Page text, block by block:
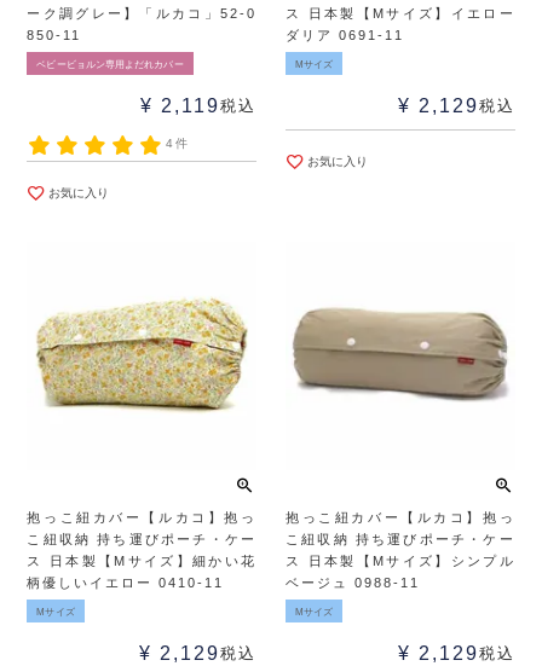
ーク調グレー】「ルカコ」52-0
850-11
ベビービョルン専用よだれカバー
¥ 2,119税込
4件
お気に入り
ス 日本製【Mサイズ】イエロー
ダリア 0691-11
Mサイズ
¥ 2,129税込
お気に入り
抱っこ紐カバー【ルカコ】抱っ
こ紐収納 持ち運びポーチ・ケー
ス 日本製【Mサイズ】細かい花
柄優しいイエロー 0410-11
Mサイズ
¥ 2,129税込
抱っこ紐カバー【ルカコ】抱っ
こ紐収納 持ち運びポーチ・ケー
ス 日本製【Mサイズ】シンプル
ベージュ 0988-11
Mサイズ
¥ 2,129税込